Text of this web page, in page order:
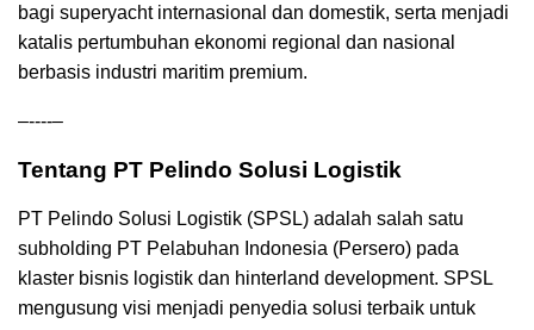
bagi superyacht internasional dan domestik, serta menjadi
katalis pertumbuhan ekonomi regional dan nasional
berbasis industri maritim premium.
–----–
Tentang PT Pelindo Solusi Logistik
PT Pelindo Solusi Logistik (SPSL) adalah salah satu
subholding PT Pelabuhan Indonesia (Persero) pada
klaster bisnis logistik dan hinterland development. SPSL
mengusung visi menjadi penyedia solusi terbaik untuk